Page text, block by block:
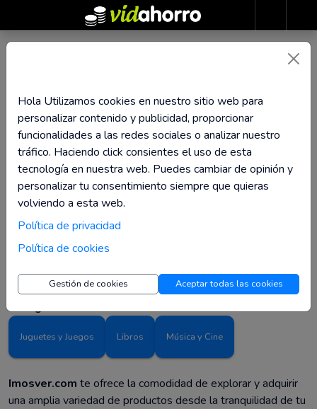
Hasta 4,55% de
Reembolso
Visita la tienda
Descubre el mundo de libros en Imosver.com con envío
gratuito en 24h. Visita la tienda y encuentra tu próxima
aventura literaria hoy mismo.
Categorías
Juguetes y Juegos Libros Música y Cine
Imosver.com te ofrece la comodidad de explorar y adquirir
una amplia variedad de productos desde la tranquilidad de tu
Hola Utilizamos cookies en nuestro sitio web para
personalizar contenido y publicidad, proporcionar
funcionalidades a las redes sociales o analizar nuestro
tráfico. Haciendo click consientes el uso de esta
tecnología en nuestra web. Puedes cambiar de opinión y
personalizar tu consentimiento siempre que quieras
volviendo a esta web.
Política de privacidad
Política de cookies
Gestión de cookies Aceptar todas las cookies